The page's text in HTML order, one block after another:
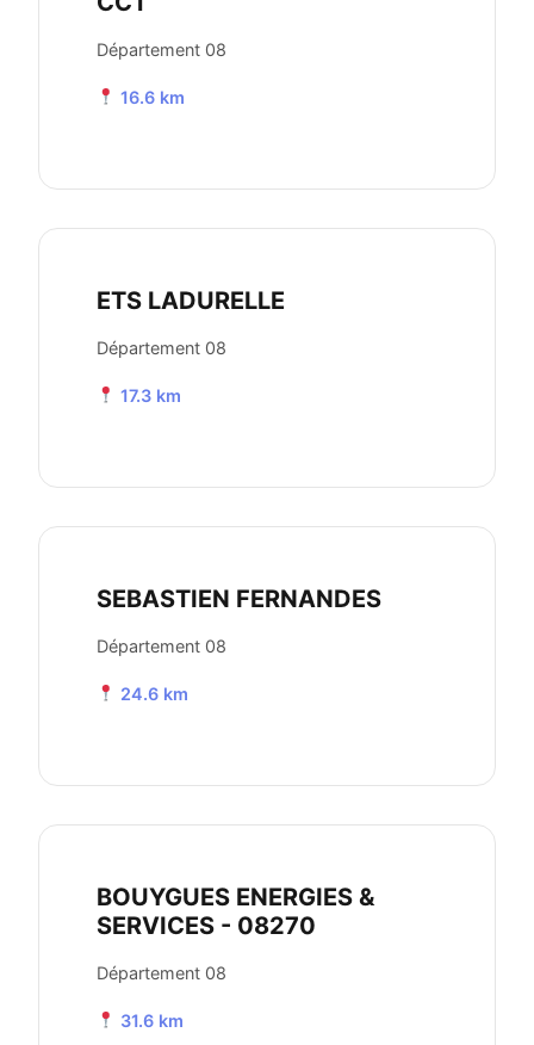
Département 08
16.6 km
ETS LADURELLE
Département 08
17.3 km
SEBASTIEN FERNANDES
Département 08
24.6 km
BOUYGUES ENERGIES &
SERVICES - 08270
Département 08
31.6 km